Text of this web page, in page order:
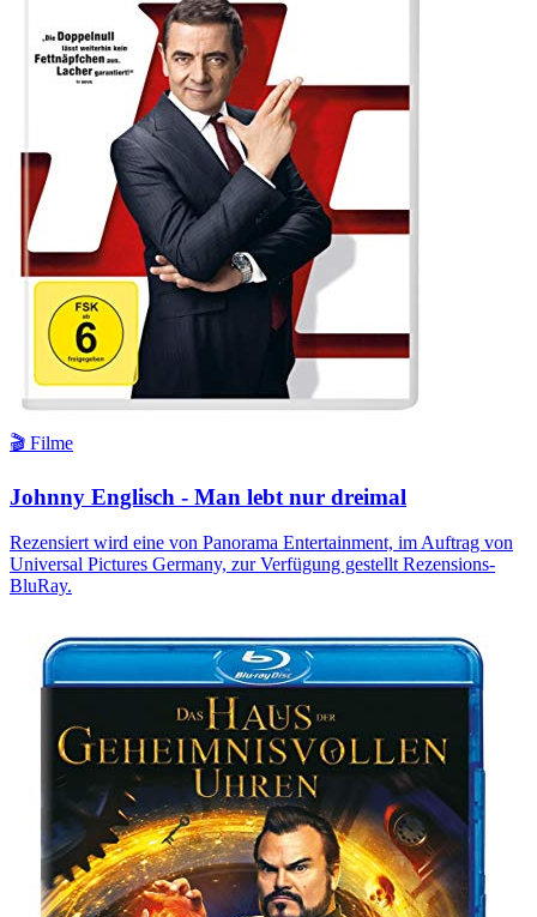
🎬 Filme
Johnny Englisch - Man lebt nur dreimal
Rezensiert wird eine von Panorama Entertainment, im Auftrag von
Universal Pictures Germany, zur Verfügung gestellt Rezensions-
BluRay.